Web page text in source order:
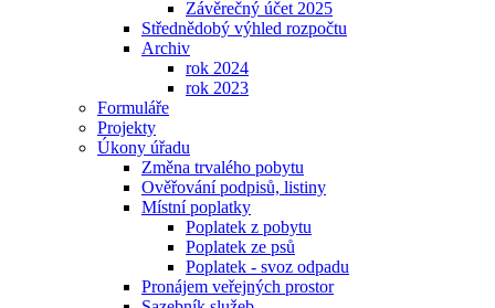
Závěrečný účet 2025
Střednědobý výhled rozpočtu
Archiv
rok 2024
rok 2023
Formuláře
Projekty
Úkony úřadu
Změna trvalého pobytu
Ověřování podpisů, listiny
Místní poplatky
Poplatek z pobytu
Poplatek ze psů
Poplatek - svoz odpadu
Pronájem veřejných prostor